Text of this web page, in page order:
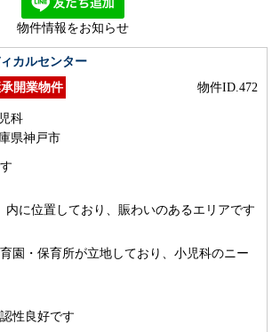
物件情報をお知らせ
カルセンター
物件ID.472
開業物件
科
県神戸市
内に位置しており、賑わいのあるエリアです
園・保育所が立地しており、小児科のニー
性良好です